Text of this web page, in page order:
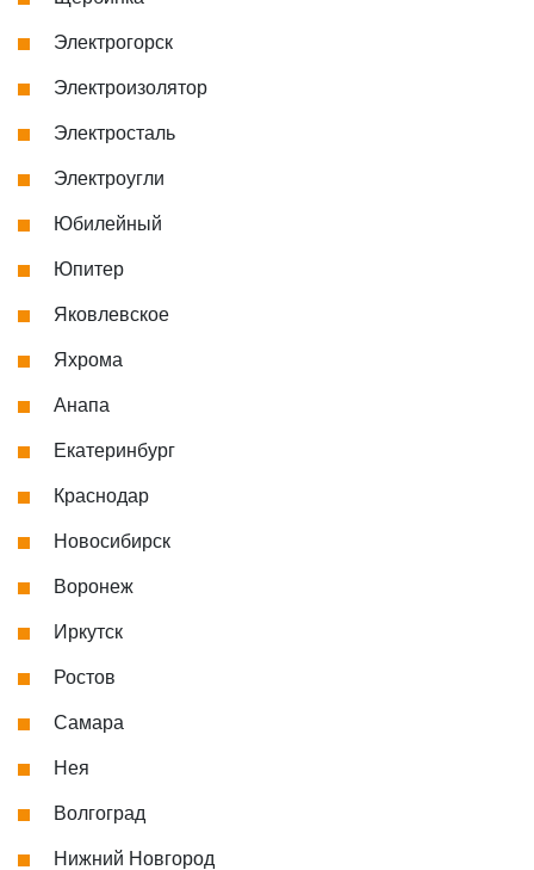
Электрогорск
Электроизолятор
Электросталь
Электроугли
Юбилейный
Юпитер
Яковлевское
Яхрома
Анапа
Екатеринбург
Краснодар
Новосибирск
Воронеж
Иркутск
Ростов
Самара
Нея
Волгоград
Нижний Новгород